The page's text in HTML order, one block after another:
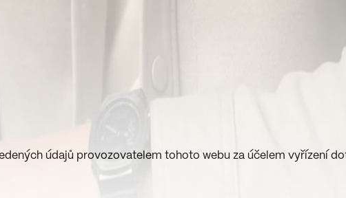
údajů provozovatelem tohoto webu za účelem vyřízení